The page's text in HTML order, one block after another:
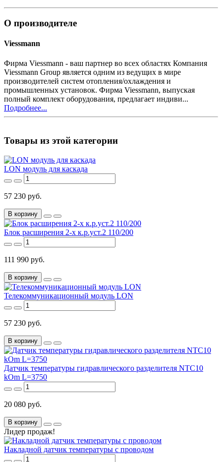
О производителе
Viessmann
Фирма Viessmann - ваш партнер во всех областях Компания
Viessmann Group является одним из ведущих в мире
производителей систем отопления/охлаждения и
промышленных установок. Фирма Viessmann, выпуская
полный комплект оборудования, предлагает индиви...
Подробнее...
Товары из этой категории
LON модуль для каскада
57 230 руб.
В корзину
Блок расширения 2-х к.р.уст.2 110/200
111 990 руб.
В корзину
Телекоммуникационный модуль LON
57 230 руб.
В корзину
Датчик температуры гидравлического разделителя NTC10
kOm L=3750
20 080 руб.
В корзину
Лидер продаж!
Накладной датчик температуры с проводом